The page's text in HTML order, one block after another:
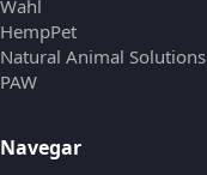
Wahl
HempPet
Natural Animal Solutions
PAW
Navegar